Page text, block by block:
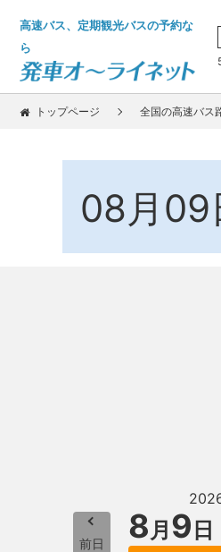
高速バス、定期観光バスの予約な
ら
トップページ 全国の高速バス
08月09
前日 8月 9 日